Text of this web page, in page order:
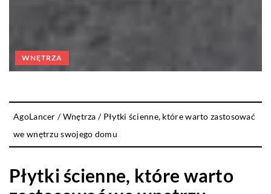
WNĘTRZA
AgoLancer /Wnętrza / Płytki ścienne, które warto zastosować
we wnętrzu swojego domu
Płytki ścienne, które warto